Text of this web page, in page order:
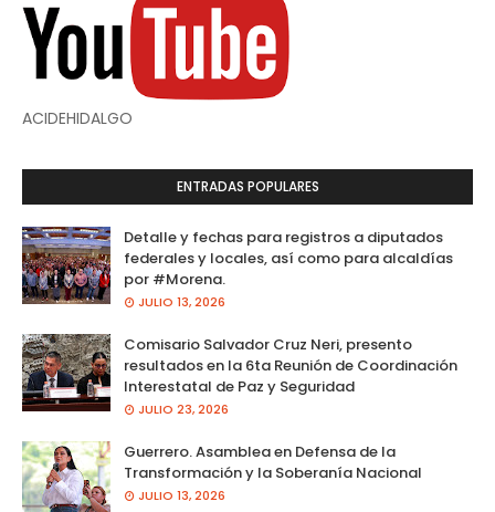
ACIDEHIDALGO
ENTRADAS POPULARES
Detalle y fechas para registros a diputados
federales y locales, así como para alcaldías
por #Morena.
JULIO 13, 2026
Comisario Salvador Cruz Neri, presento
resultados en la 6ta Reunión de Coordinación
Interestatal de Paz y Seguridad
JULIO 23, 2026
Guerrero. Asamblea en Defensa de la
Transformación y la Soberanía Nacional
JULIO 13, 2026